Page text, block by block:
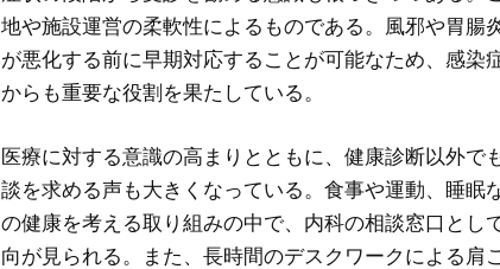
地や施設運営の柔軟性によるものである。風邪や胃腸
が悪化する前に早期対応することが可能なため、感染
からも重要な役割を果たしている。
医療に対する意識の高まりとともに、健康診断以外で
談を求める声も大きくなっている。食事や運動、睡眠
の健康を考える取り組みの中で、内科の相談窓口とし
向が見られる。また、長時間のデスクワークによる肩